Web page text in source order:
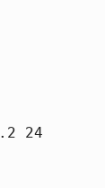
24